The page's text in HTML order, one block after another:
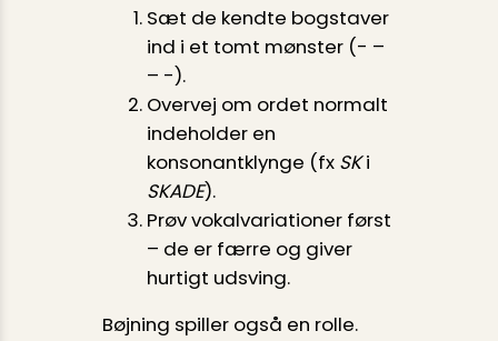
Sæt de kendte bogstaver
ind i et tomt mønster (- –
– -).
Overvej om ordet normalt
indeholder en
konsonantklynge (fx SKi
SKADE).
Prøv vokal­variationer først
– de er færre og giver
hurtigt udsving.
Bøjning spiller også en rolle.